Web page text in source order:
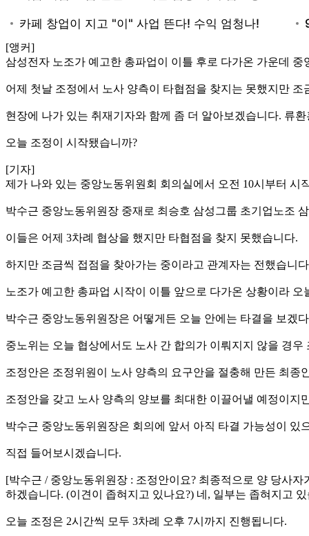
[앵커]
삼성전자 노조가 예고한 총파업이 이틀 후로 다가온 가운데
어제 첫날 조정에서 노사 양측이 타협점을 찾지는 못했지만
현장에 나가 있는 취재기자와 함께 좀 더 알아보겠습니다. 류
오늘 조정이 시작됐습니까?
[기자]
제가 나와 있는 중앙노동위원회 회의실에서 오전 10시부터 시
박수근 중앙노동위원장 중재로 최승호 삼성그룹 초기업노조
이들은 어제 3차례 협상을 했지만 타협점을 찾지 못했습니다.
하지만 조금씩 접점을 찾아가는 중이라고 관계자는 전했습니
노조가 예고한 총파업 시작이 이틀 앞으로 다가온 상황이라
박수근 중앙노동위원장은 어떻게든 오늘 안에는 타결을 보겠
중노위는 오늘 협상에서도 노사 간 합의가 이뤄지지 않을 경우
조정안은 조정위원이 노사 양측의 요구안을 절충해 만든 최종
조정안을 갖고 노사 양측의 양보를 최대한 이끌어낼 예정이
박수근 중앙노동위원장은 회의에 앞서 아직 타결 가능성이
직접 들어보시겠습니다.
[박수근 / 중앙노동위원장 : 조정안이요? 최종적으로 양 당사
하겠습니다. (이견이 좁혀지고 있나요?) 네, 일부는 좁혀지고
오늘 조정은 2시간씩 모두 3차례 오후 7시까지 진행됩니다.